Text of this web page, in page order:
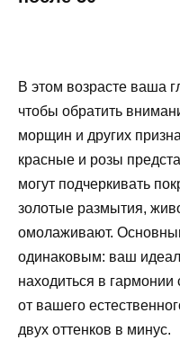
В этом возрасте ваша
чтобы обратить
морщин и других
красные и розы
могут подчеркивать
золотые размытия,
омолаживают.
одинаковым: ваш
находиться в
от вашего
двух оттенков в минус.